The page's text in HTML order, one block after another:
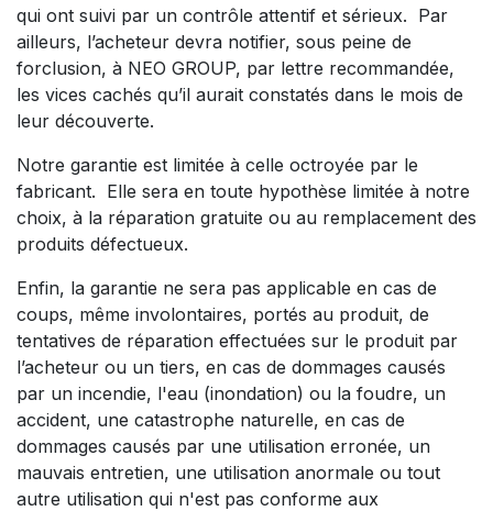
qui ont suivi par un contrôle attentif et sérieux. Par
ailleurs, l’acheteur devra notifier, sous peine de
forclusion, à NEO GROUP, par lettre recommandée,
les vices cachés qu’il aurait constatés dans le mois de
leur découverte.
Notre garantie est limitée à celle octroyée par le
fabricant. Elle sera en toute hypothèse limitée à notre
choix, à la réparation gratuite ou au remplacement des
produits défectueux.
Enfin, la garantie ne sera pas applicable en cas de
coups, même involontaires, portés au produit, de
tentatives de réparation effectuées sur le produit par
l’acheteur ou un tiers, en cas de dommages causés
par un incendie, l'eau (inondation) ou la foudre, un
accident, une catastrophe naturelle, en cas de
dommages causés par une utilisation erronée, un
mauvais entretien, une utilisation anormale ou tout
autre utilisation qui n'est pas conforme aux